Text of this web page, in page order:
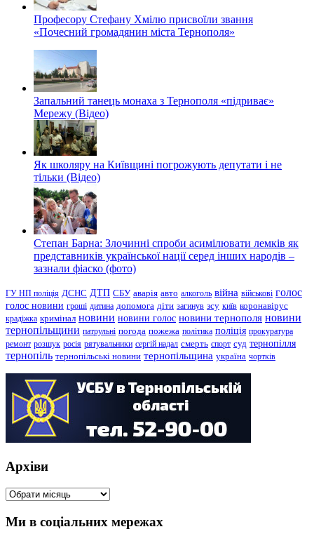
Професору Стефану Хмілю присвоїли звання
«Почесний громадянин міста Тернополя»
Запальний танець монаха з Тернополя «підриває»
Мережу (Відео)
Як школяру на Київщині погрожують депутати і не
тільки (Відео)
Степан Барна: Злочинні спроби асимілювати лемків як
представників української нації серед інших народів –
зазнали фіаско (фото)
ГУ НП поліція ДСНС ДТП СБУ аварія авто алкоголь війна військові голос
голос новини гроші дитина допомога діти загинув зсу київ коронавірус
крадіжка кримінал новини новини голос новини тернополя новини
тернопільщини патрульні погода пожежа політика поліція прокуратура
ремонт розшук росія рятувальники сергій надал смерть спорт суд тернопілля
тернопіль тернопільські новини тернопільщина україна чортків
Архіви
Архіви
Ми в соціальних мережах